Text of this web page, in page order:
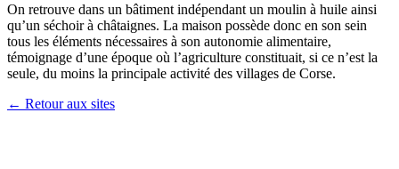
On retrouve dans un bâtiment indépendant un moulin à huile ainsi
qu’un séchoir à châtaignes. La maison possède donc en son sein
tous les éléments nécessaires à son autonomie alimentaire,
témoignage d’une époque où l’agriculture constituait, si ce n’est la
seule, du moins la principale activité des villages de Corse.
← Retour aux sites